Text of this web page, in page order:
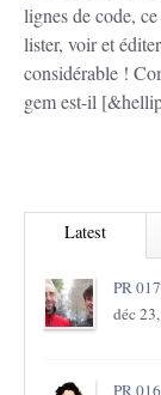
lignes de code,
lister, voir et
considérable !
gem est-il
Latest
PR
déc
PR